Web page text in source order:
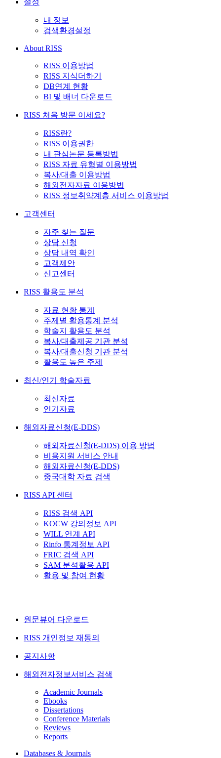
설정
내 정보
검색환경설정
About RISS
RISS 이용방법
RISS 지식더하기
DB연계 현황
BI 및 배너 다운로드
RISS 처음 방문 이세요?
RISS란?
RISS 이용권한
내 관심논문 등록방법
RISS 자료 유형별 이용방법
복사/대출 이용방법
해외전자자료 이용방법
RISS 정보취약계층 서비스 이용방법
고객센터
자주 찾는 질문
상담 신청
상담 내역 확인
고객제안
신고센터
RISS 활용도 분석
자료 현황 통계
주제별 활용통계 분석
학술지 활용도 분석
복사/대출제공 기관 분석
복사/대출신청 기관 분석
활용도 높은 주제
최신/인기 학술자료
최신자료
인기자료
해외자료신청(E-DDS)
해외자료신청(E-DDS) 이용 방법
비용지원 서비스 안내
해외자료신청(E-DDS)
중국대학 자료 검색
RISS API 센터
RISS 검색 API
KOCW 강의정보 API
WILL 연계 API
Rinfo 통계정보 API
FRIC 검색 API
SAM 분석활용 API
활용 및 참여 현황
원문뷰어 다운로드
RISS 개인정보 재동의
공지사항
해외전자정보서비스 검색
Academic Journals
Ebooks
Dissertations
Conference Materials
Reviews
Reports
Databases & Journals